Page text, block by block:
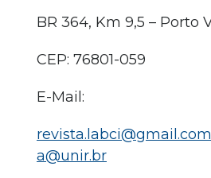
BR 364, Km 9,5 – Porto
CEP: 76801-059
E-Mail:
revista.labci@gmail.com
a@unir.br